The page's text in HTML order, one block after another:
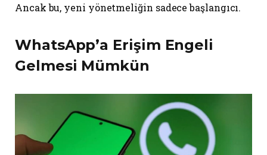
Ancak bu, yeni yönetmeliğin sadece başlangıcı.
WhatsApp’a Erişim Engeli
Gelmesi Mümkün